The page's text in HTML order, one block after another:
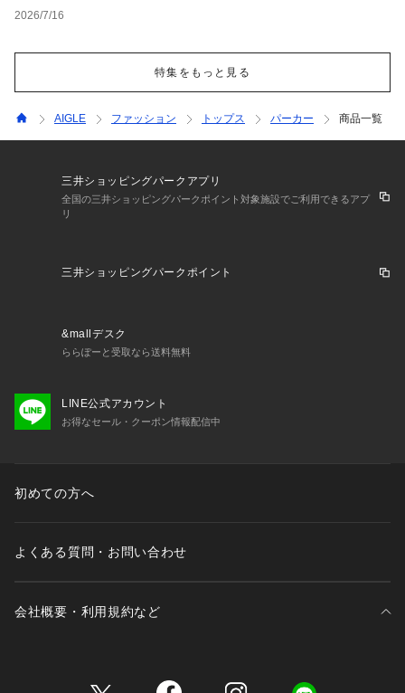
2026/7/16
特集をもっと見る
AIGLE ファッション トップス パーカー 商品一覧
三井ショッピングパークアプリ
全国の三井ショッピングパークポイント対象施設でご利用できるアプ
リ
三井ショッピングパークポイント
&mallデスク
ららぽーと受取なら送料無料
LINE公式アカウント
お得なセール・クーポン情報配信中
初めての方へ
よくある質問・お問い合わせ
会社概要・利用規約など